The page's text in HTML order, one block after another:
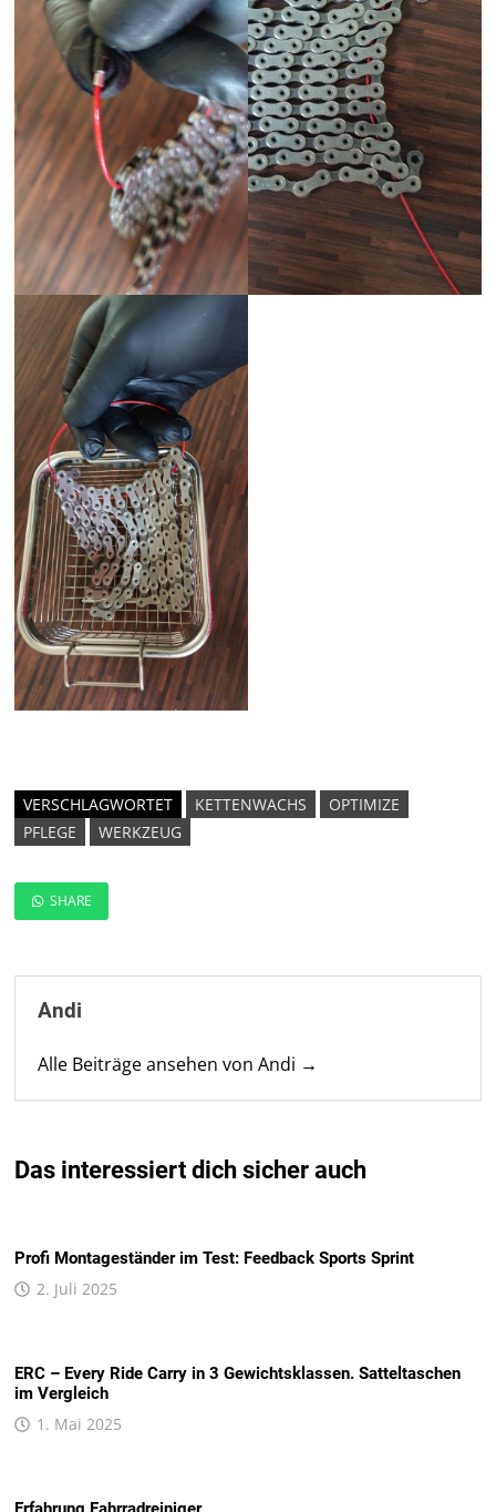
VERSCHLAGWORTET KETTENWACHS
OPTIMIZE
PFLEGE
WERKZEUG
SHARE
Andi
Alle Beiträge ansehen von Andi →
Das interessiert dich sicher auch
Profi Montageständer im Test: Feedback Sports Sprint
2. Juli 2025
ERC – Every Ride Carry in 3 Gewichtsklassen. Satteltaschen
im Vergleich
1. Mai 2025